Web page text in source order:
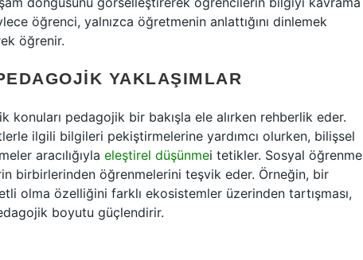
öğrenci, yalnızca öğretmenin anlattığını dinlemek
öğrenir.
YAKLAŞIMLAR
pedagojik bir bakışla ele alırken rehberlik eder.
ilgili bilgileri pekiştirmelerine yardımcı olurken, bilişsel
aracılığıyla eleştirel düşünmei tetikler. Sosyal öğrenme
birbirlerinden öğrenmelerini teşvik eder. Örneğin, bir
olma özelliğini farklı ekosistemler üzerinden tartışması,
boyutu güçlendirir.